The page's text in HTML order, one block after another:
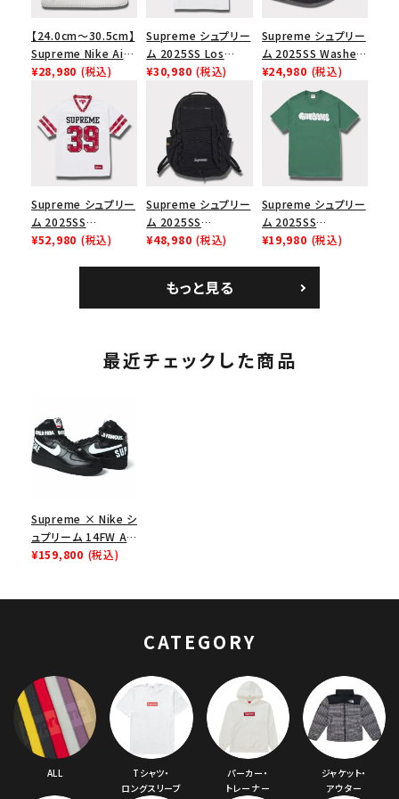
【24.0cm～30.5cm】
Supreme Nike Air
Force 1 Low シュプ
ース１スニーカー シ
ューズ ホワイト
¥28,980 (税込)
Supreme シュプリー
ム 2025SS Los
Angeles Fire Relief
Box Logo Tee ファ
イヤーリリーフボック
スロゴTシャツ ホワ
イト 白
¥30,980 (税込)
Supreme シュプリー
ム 2025SS Washed
Chino Twill Camp
Cap ウォッシュチノツ
イルキャンプキャップ
ブラック 黒
¥24,980 (税込)
Supreme シュプリー
ム 2025SS
Bandana Football
¥52,980 (税込)
Supreme シュプリー
ム 2025SS
Backpack バックパッ
¥48,980 (税込)
Supreme シュプリー
ム 2025SS
Homerun Tee ホー
¥19,980 (税込)
もっと見る
最近チェックした商品
Supreme × Nike シ
ュプリーム 14FW Air
Force 1 High エア
¥159,800 (税込)
CATEGORY
ALL
Tシャツ・
ロングスリーブ
パーカー・
トレーナー
ジャケット・
アウター